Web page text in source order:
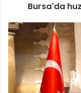
Bursa'da